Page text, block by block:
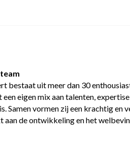
bestaat uit meer dan 30
eigen mix aan talenten,
Samen vormen zij een krachtig en
aan de ontwikkeling en het